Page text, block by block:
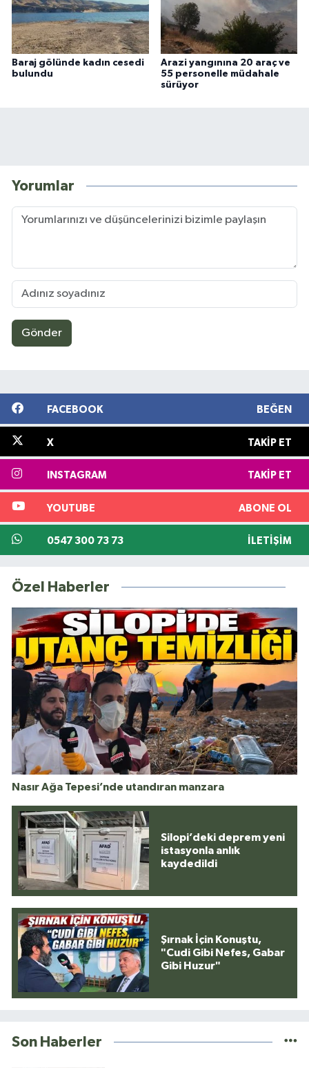
Baraj gölünde kadın cesedi
bulundu
Arazi yangınına 20 araç ve
55 personelle müdahale
sürüyor
Yorumlar
Gönder
FACEBOOK BEĞEN
X TAKIP ET
INSTAGRAM TAKIP ET
YOUTUBE ABONE OL
0547 300 73 73 İLETIŞIM
Özel Haberler
Nasır Ağa Tepesi’nde utandıran manzara
Silopi’deki deprem yeni
istasyonla anlık
kaydedildi
Şırnak İçin Konuştu,
"Cudi Gibi Nefes, Gabar
Gibi Huzur"
Son Haberler